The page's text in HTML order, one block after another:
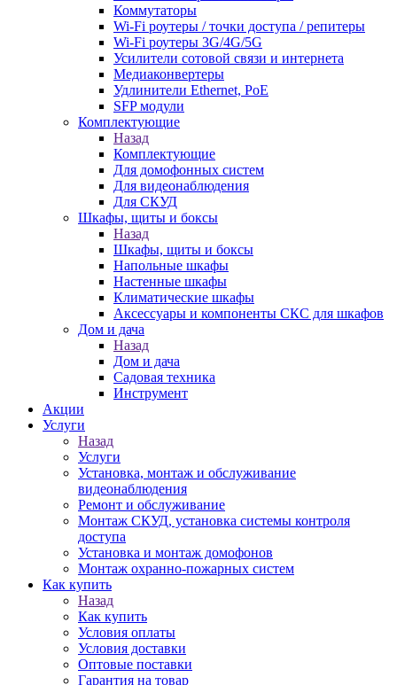
Коммутаторы
Wi-Fi роутеры / точки доступа / репитеры
Wi-Fi роутеры 3G/4G/5G
Усилители сотовой связи и интернета
Медиаконвертеры
Удлинители Ethernet, PoE
SFP модули
Комплектующие
Назад
Комплектующие
Для домофонных систем
Для видеонаблюдения
Для СКУД
Шкафы, щиты и боксы
Назад
Шкафы, щиты и боксы
Напольные шкафы
Настенные шкафы
Климатические шкафы
Аксессуары и компоненты СКС для шкафов
Дом и дача
Назад
Дом и дача
Садовая техника
Инструмент
Акции
Услуги
Назад
Услуги
Установка, монтаж и обслуживание
видеонаблюдения
Ремонт и обслуживание
Монтаж СКУД, установка системы контроля
доступа
Установка и монтаж домофонов
Монтаж охранно-пожарных систем
Как купить
Назад
Как купить
Условия оплаты
Условия доставки
Оптовые поставки
Гарантия на товар